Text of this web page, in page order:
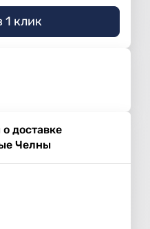
1 клик
доставке
Челны